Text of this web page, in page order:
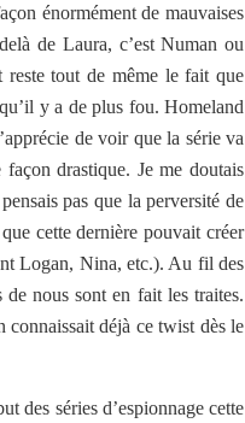
énormément de mauvaises
de Laura, c’est Numan ou
tout de même le fait que
y a de plus fou. Homeland
de voir que la série va
drastique. Je me doutais
pas que la perversité de
cette dernière pouvait créer
Logan, Nina, etc.). Au fil des
de nous sont en fait les traites.
connaissait déjà ce twist dès le
des séries d’espionnage cette